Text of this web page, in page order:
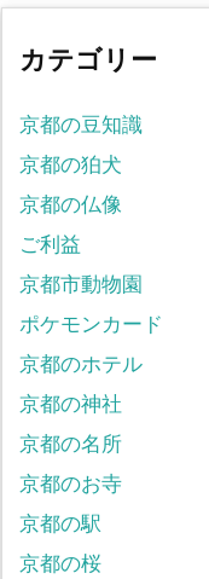
カテゴリー
京都の豆知識
京都の狛犬
京都の仏像
ご利益
京都市動物園
ポケモンカード
京都のホテル
京都の神社
京都の名所
京都のお寺
京都の駅
京都の桜